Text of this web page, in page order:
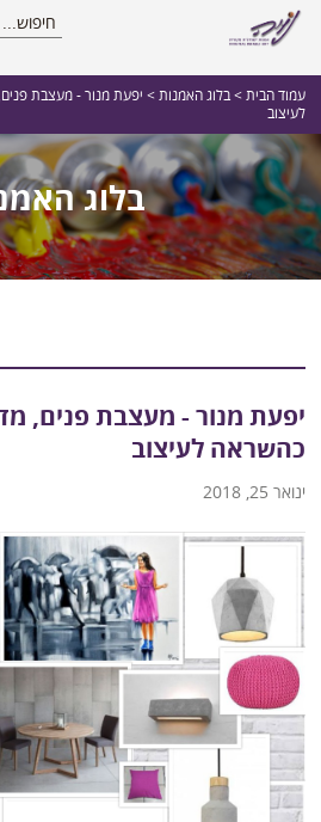
עמוד הבית >בלוג האמנות > יפעת מנור - מעצבת
לעיצוב
בלוג
יפעת מנור - מעצבת פנים,
כהשראה לעיצוב
ינואר 25, 2018